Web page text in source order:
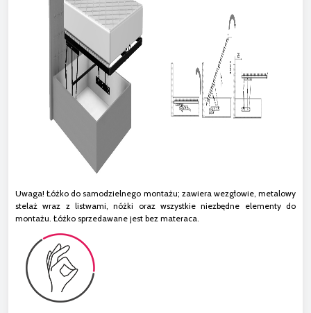
Uwaga! Łóżko do samodzielnego montażu; zawiera wezgłowie, metalowy
stelaż wraz z listwami, nóżki oraz wszystkie niezbędne elementy do
montażu. Łóżko sprzedawane jest bez materaca.